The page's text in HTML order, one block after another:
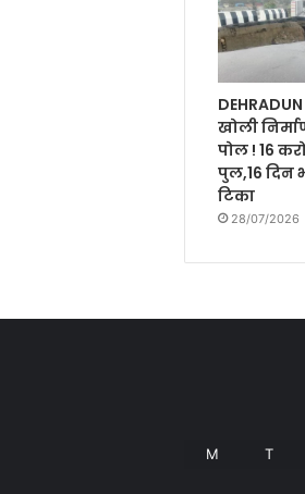
खोली
पोल ! 16
पुल,16 दिन
टिका
28/07/2026
M T